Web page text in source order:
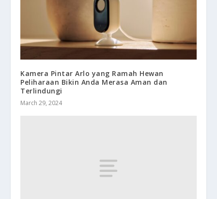
Kamera Pintar Arlo yang Ramah Hewan
Peliharaan Bikin Anda Merasa Aman dan
Terlindungi
March 29, 2024